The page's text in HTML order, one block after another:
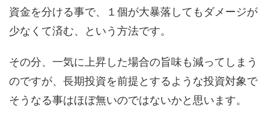
資金を分ける事で、１個が大暴落してもダメージが
少なくて済む、という方法です。
その分、一気に上昇した場合の旨味も減ってしまう
のですが、長期投資を前提とするような投資対象で
そうなる事はほぼ無いのではないかと思います。